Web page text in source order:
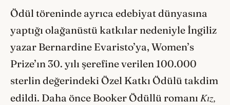
Ödül töreninde ayrıca edebiyat dünyasına
yaptığı olağanüstü katkılar nedeniyle İngiliz
yazar Bernardine Evaristo’ya, Women’s
Prize’ın 30. yılı şerefine verilen 100.000
sterlin değerindeki Özel Katkı Ödülü takdim
edildi. Daha önce Booker Ödüllü romanı Kız,